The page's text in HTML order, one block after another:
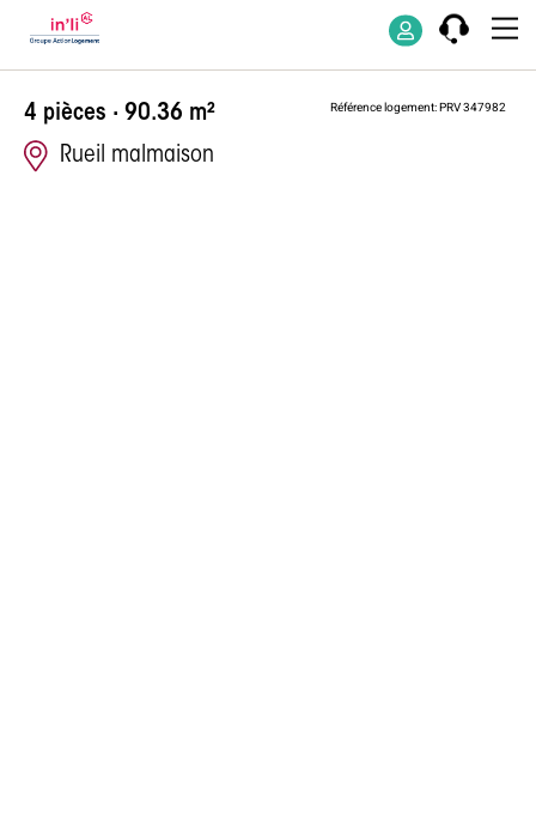
Appartement
4 pièces · 90.36 m²
Rueil malmaison
Référence logement: PRV 347982